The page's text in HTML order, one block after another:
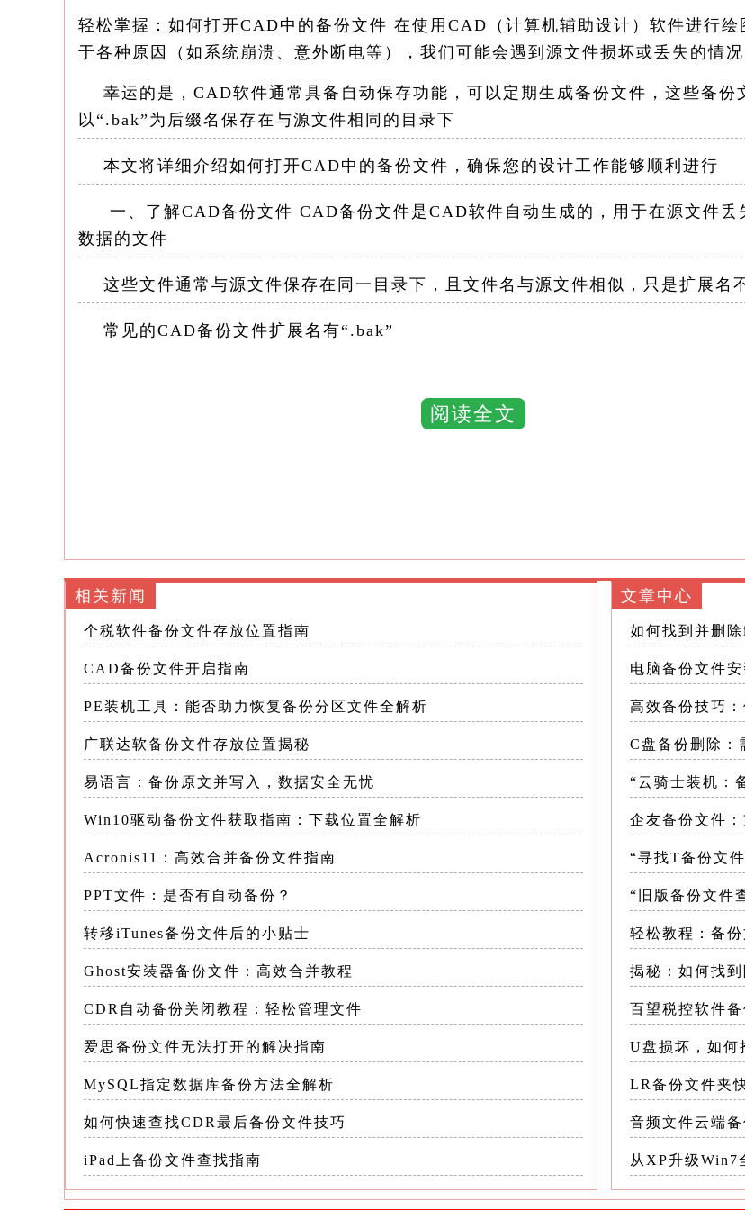
轻松掌握：如何打开CAD中的备份文件 在使用CAD（计算机辅助设计）软件进行绘
于各种原因（如系统崩溃、意外断电等），我们可能会遇到源文件损坏或丢失的情况
幸运的是，CAD软件通常具备自动保存功能，可以定期生成备份文件，这些备份
以“.bak”为后缀名保存在与源文件相同的目录下
本文将详细介绍如何打开CAD中的备份文件，确保您的设计工作能够顺利进行
一、了解CAD备份文件 CAD备份文件是CAD软件自动生成的，用于在源文件丢
数据的文件
这些文件通常与源文件保存在同一目录下，且文件名与源文件相似，只是扩展名
常见的CAD备份文件扩展名有“.bak”
操作成功
以下是详细步骤： 1.找到备份文件 首先，需要找到备份文件的位置
通常，备份文件与源文件保存在同一目录下
您可以通过文件资源管理器导航到该目录，并查找以“.bak”为后缀名的文件
这些文件就是CAD软件的备份文件
2.重命名备份文件 由于备份文件的扩展名是“.bak”，而CAD软件通常无法直接
文件，因此需要将备份文件的扩展名改为CAD软件可以识别的扩展名，如“.dwg”
- 右键点击备份文件，选择“重命名”
- 将文件名中的“.bak”改为“.dwg”，然后按回车键确认
- 此时，系统会提示您是否确定要更改文件扩展名
点击“是”以继续
请注意，在重命名文件时，要确保不要覆盖原有的“.dwg”文件
如果目录中已经存在同名且扩展名为“.dwg”的文件，建议先将其重命名或移动到
免数据丢失
3.使用CAD软件打开文件 重命名后，双击该文件，系统通常会自动使用与
阅读全文
相关新闻
个税软件备份文件存放位置指南
CAD备份文件开启指南
PE装机工具：能否助力恢复备份分区文件全解析
广联达软备份文件存放位置揭秘
易语言：备份原文并写入，数据安全无忧
Win10驱动备份文件获取指南：下载位置全解析
Acronis11：高效合并备份文件指南
PPT文件：是否有自动备份？
转移iTunes备份文件后的小贴士
Ghost安装器备份文件：高效合并教程
CDR自动备份关闭教程：轻松管理文件
爱思备份文件无法打开的解决指南
MySQL指定数据库备份方法全解析
如何快速查找CDR最后备份文件技巧
iPad上备份文件查找指南
文章中心
如何找到并删
电脑备份文件
高效备份技巧
C盘备份删除：
“云骑士装机：
企友备份文件
“寻找T备份文
“旧版备份文件
轻松教程：备
揭秘：如何找
百望税控软件
U盘损坏，如何
LR备份文件夹
音频文件云端
从XP升级Win7